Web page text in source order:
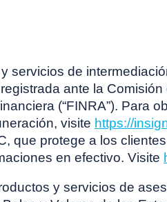
servicios de
ante la
(“FINRA”). Para
visite https://
que protege a los
en efectivo. Visite
y servicios de